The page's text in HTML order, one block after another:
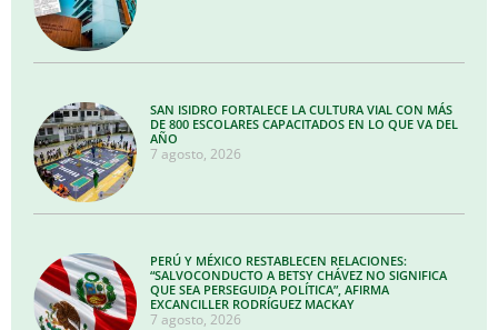
SAN ISIDRO FORTALECE LA CULTURA VIAL CON MÁS
DE 800 ESCOLARES CAPACITADOS EN LO QUE VA DEL
AÑO
7 agosto, 2026
PERÚ Y MÉXICO RESTABLECEN RELACIONES:
“SALVOCONDUCTO A BETSY CHÁVEZ NO SIGNIFICA
QUE SEA PERSEGUIDA POLÍTICA”, AFIRMA
EXCANCILLER RODRÍGUEZ MACKAY
7 agosto, 2026